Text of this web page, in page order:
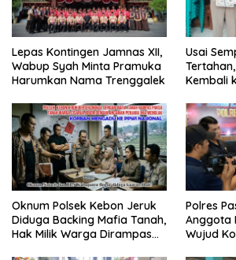
Lepas Kontingen Jamnas XII,
Wabup Syah Minta Pramuka
Harumkan Nama Trenggalek
Usai
Kembali
Oknum Polsek Kebon Jeruk
Diduga Backing Mafia Tanah,
Hak Milik Warga Dirampas
Polres
Anggota
Wujud